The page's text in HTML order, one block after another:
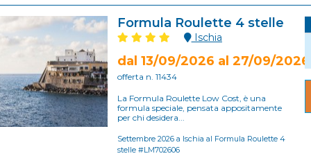
Formula Roulette 4 stelle
Ischia
dal 13/09/2026 al 27/09/2026
offerta n. 11434
La Formula Roulette Low Cost, è una
formula speciale, pensata appositamente
per chi desidera...
Settembre 2026 a Ischia al Formula Roulette 4
stelle #LM702606